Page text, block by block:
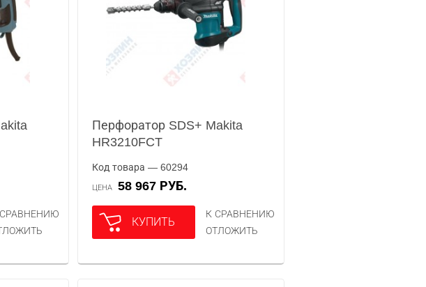
Перфоратор SDS+ Makita
HR3210FCT
Код товара — 60294
ЦЕНА 58 967 РУБ.
КУПИТЬ
К СРАВНЕНИЮ
ОТЛОЖИТЬ